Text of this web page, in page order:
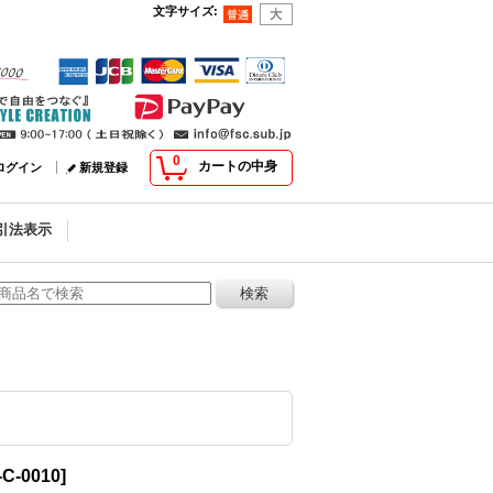
文字サイズ:
0 カートの中身
グイン 新規登録
法表示
0010]